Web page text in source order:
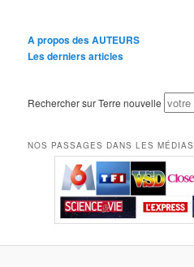
A propos des AUTEURS
Les derniers articles
Rechercher sur Terre nouvelle
NOS PASSAGES DANS LES MÉDIAS